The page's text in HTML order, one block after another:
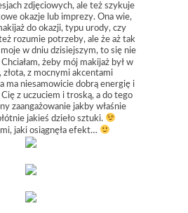
zdjęciowych, ale też szykuje
okazje lub imprezy. Ona wie,
do okazji, typu urody, czy
rozumie potrzeby, ale że aż tak
w dniu dzisiejszym, to się nie
Chciałam, żeby mój makijaż był w
złota, z mocnymi akcentami
ma niesamowicie dobrą energię i
z uczuciem i troską, a do tego
zaangażowanie jakby właśnie
jakieś dzieło sztuki.
jaki osiągnęła efekt…